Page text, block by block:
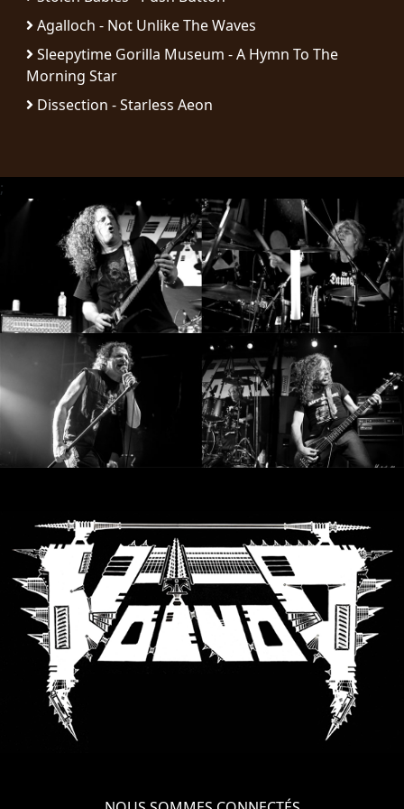
CREDITS
UN
THÈME
SYMPHONIQUE
MORGOTH
TALES
ANACHRONISM
SYNCHRO
ANARCHY
MACHINE
NOTHINGFACE
DIMENSION
HATROSS
KILLING
TECHNOLOGY
Agalloch - Not Unlike The Waves
Sleepytime Gorilla Museum - A Hymn To The
Morning Star
Dissection - Starless Aeon
;